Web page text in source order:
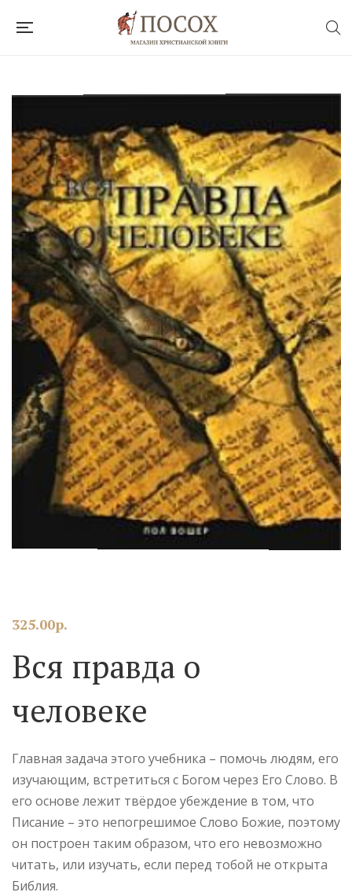
325.00р.
Вся правда о
человеке
Главная задача этого учебника – помочь людям, его
изучающим, встретиться с Богом через Его Слово. В
его основе лежит твёрдое убеждение в том, что
Писание – это непогрешимое Слово Божие, поэтому
он построен таким образом, что его невозможно
читать, или изучать, если перед тобой не открыта
Библия.